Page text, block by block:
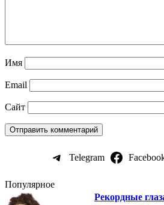
Имя
Email
Сайт
Telegram
Популярное
Рекордные